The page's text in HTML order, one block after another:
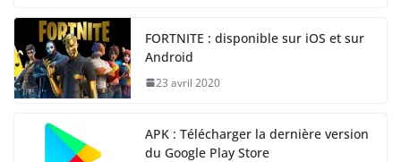
FORTNITE : disponible sur iOS et sur
Android
23 avril 2020
APK : Télécharger la dernière version
du Google Play Store